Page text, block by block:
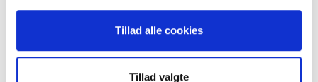
Tillad alle cookies
Tillad valgte
1 x DobbeltværelseInkluderet i